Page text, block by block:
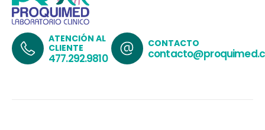
ATENCIÓN AL
CLIENTE
477.292.9810
CONTACTO